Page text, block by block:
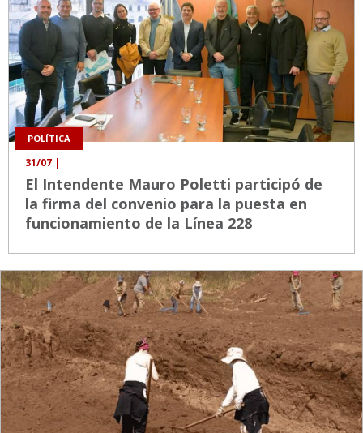
POLÍTICA
31/07
El Intendente Mauro Poletti participó de
la firma del convenio para la puesta en
funcionamiento de la Línea 228